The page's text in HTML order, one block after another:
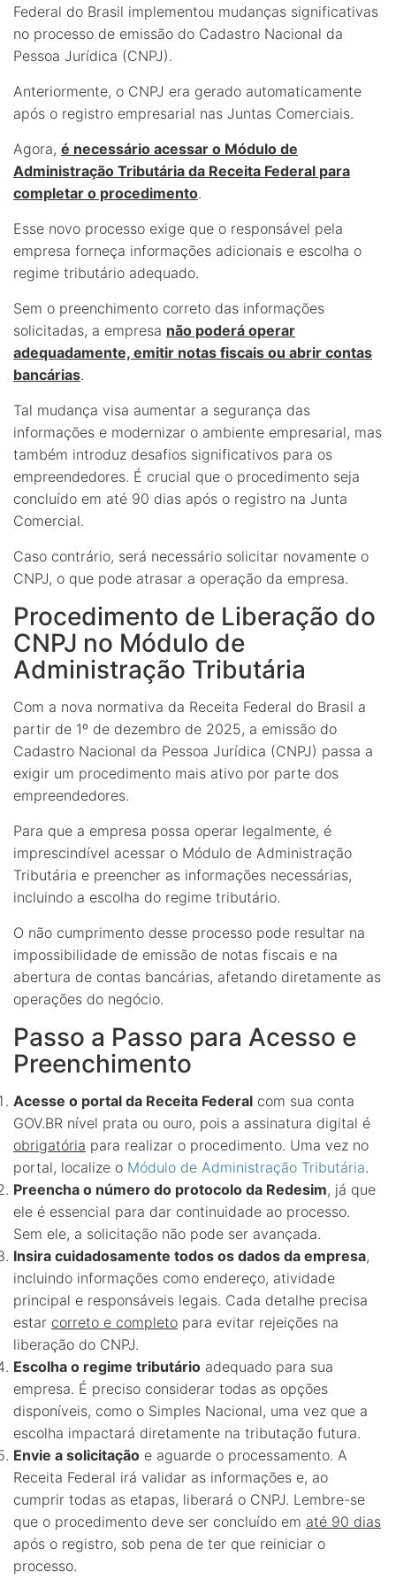
Federal do Brasil implementou mudanças significativas
no processo de emissão do Cadastro Nacional da
Pessoa Jurídica (CNPJ).
Anteriormente, o CNPJ era gerado automaticamente
após o registro empresarial nas Juntas Comerciais.
Agora, é necessário acessar o Módulo de
Administração Tributária da Receita Federal para
completar o procedimento.
Esse novo processo exige que o responsável pela
empresa forneça informações adicionais e escolha o
regime tributário adequado.
Sem o preenchimento correto das informações
solicitadas, a empresa não poderá operar
adequadamente, emitir notas fiscais ou abrir contas
bancárias.
Tal mudança visa aumentar a segurança das
informações e modernizar o ambiente empresarial, mas
também introduz desafios significativos para os
empreendedores. É crucial que o procedimento seja
concluído em até 90 dias após o registro na Junta
Comercial.
Caso contrário, será necessário solicitar novamente o
CNPJ, o que pode atrasar a operação da empresa.
Procedimento de Liberação do
CNPJ no Módulo de
Administração Tributária
Com a nova normativa da Receita Federal do Brasil a
partir de 1º de dezembro de 2025, a emissão do
Cadastro Nacional da Pessoa Jurídica (CNPJ) passa a
exigir um procedimento mais ativo por parte dos
empreendedores.
Para que a empresa possa operar legalmente, é
imprescindível acessar o Módulo de Administração
Tributária e preencher as informações necessárias,
incluindo a escolha do regime tributário.
O não cumprimento desse processo pode resultar na
impossibilidade de emissão de notas fiscais e na
abertura de contas bancárias, afetando diretamente as
operações do negócio.
Passo a Passo para Acesso e
Preenchimento
Acesse o portal da Receita Federal com sua conta
GOV.BR nível prata ou ouro, pois a assinatura digital é
obrigatória para realizar o procedimento. Uma vez no
portal, localize o Módulo de Administração Tributária.
Preencha o número do protocolo da Redesim, já que
ele é essencial para dar continuidade ao processo.
Sem ele, a solicitação não pode ser avançada.
Insira cuidadosamente todos os dados da empresa,
incluindo informações como endereço, atividade
principal e responsáveis legais. Cada detalhe precisa
estar correto e completo para evitar rejeições na
liberação do CNPJ.
Escolha o regime tributário adequado para sua
empresa. É preciso considerar todas as opções
disponíveis, como o Simples Nacional, uma vez que a
escolha impactará diretamente na tributação futura.
Envie a solicitação e aguarde o processamento. A
Receita Federal irá validar as informações e, ao
cumprir todas as etapas, liberará o CNPJ. Lembre-se
que o procedimento deve ser concluído em até 90 dias
após o registro, sob pena de ter que reiniciar o
processo.